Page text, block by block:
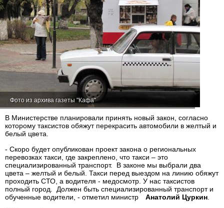
Фото из архива газеты "Кафа"
В Министерстве планировали принять новый закон, согласно
которому таксистов обяжут перекрасить автомобили в желтый и
белый цвета.
- Скоро будет опубликован проект закона о региональных
перевозках такси, где закреплено, что такси – это
специализированный транспорт. В законе мы выбрали два
цвета – желтый и белый. Такси перед выездом на линию обяжут
проходить СТО, а водителя - медосмотр. У нас таксистов
полный город. Должен быть специализированный транспорт и
обученные водители, - отметил министр
Анатолий Цуркин